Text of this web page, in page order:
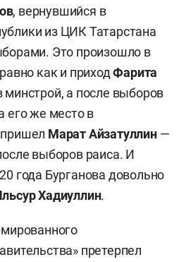
, вернувшийся в
из ЦИК Татарстана
Это произошло в
как и приходФарита
минстрой, а после выборов
его же место в
Марат Айзатуллин—
выборов раиса. И
года Бурганова довольно
Хадиуллин.
претерпел